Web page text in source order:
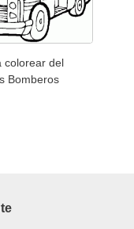
colorear del
Bomberos